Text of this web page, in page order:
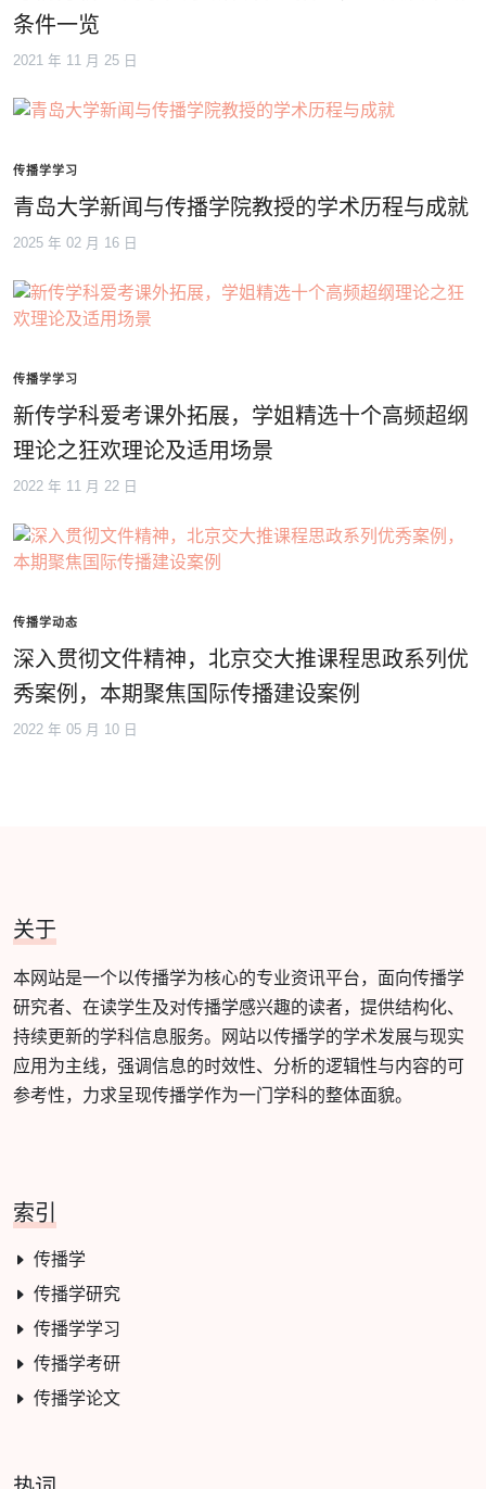
条件一览
2021 年 11 月 25 日
传播学学习
青岛大学新闻与传播学院教授的学术历程与成就
2025 年 02 月 16 日
传播学学习
新传学科爱考课外拓展，学姐精选十个高频超纲
理论之狂欢理论及适用场景
2022 年 11 月 22 日
传播学动态
深入贯彻文件精神，北京交大推课程思政系列优
秀案例，本期聚焦国际传播建设案例
2022 年 05 月 10 日
关于
本网站是一个以传播学为核心的专业资讯平台，面向传播学
研究者、在读学生及对传播学感兴趣的读者，提供结构化、
持续更新的学科信息服务。网站以传播学的学术发展与现实
应用为主线，强调信息的时效性、分析的逻辑性与内容的可
参考性，力求呈现传播学作为一门学科的整体面貌。
索引
传播学
传播学研究
传播学学习
传播学考研
传播学论文